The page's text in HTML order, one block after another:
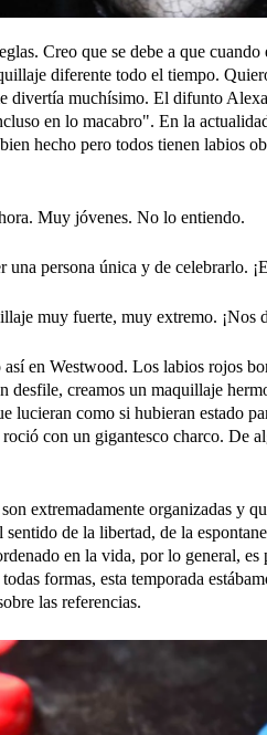
Creo que se debe a que
diferente todo el tiempo.
divertía muchísimo. El difunto
en lo macabro". En la
hecho pero todos tienen labios
Muy jóvenes. No lo entiendo.
una persona única y de celebrarlo.
muy fuerte, muy extremo. ¡Nos
así en Westwood. Los labios rojos
desfile, creamos un maquillaje
lucieran como si hubieran estado
con un gigantesco charco. De
extremadamente organizadas y
de la libertad, de la
en la vida, por lo general, es
formas, esta temporada
las referencias.